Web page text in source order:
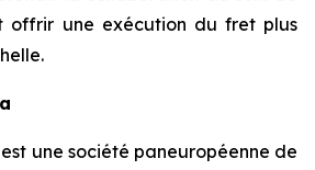
offrir une exécution du fret plus
une société paneuropéenne de